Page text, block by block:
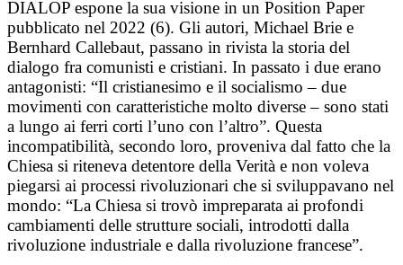
DIALOP espone la sua visione in un Position Paper
pubblicato nel 2022 (6). Gli autori, Michael Brie e
Bernhard Callebaut, passano in rivista la storia del
dialogo fra comunisti e cristiani. In passato i due erano
antagonisti: “Il cristianesimo e il socialismo – due
movimenti con caratteristiche molto diverse – sono stati
a lungo ai ferri corti l’uno con l’altro”. Questa
incompatibilità, secondo loro, proveniva dal fatto che la
Chiesa si riteneva detentore della Verità e non voleva
piegarsi ai processi rivoluzionari che si sviluppavano nel
mondo: “La Chiesa si trovò impreparata ai profondi
cambiamenti delle strutture sociali, introdotti dalla
rivoluzione industriale e dalla rivoluzione francese”.